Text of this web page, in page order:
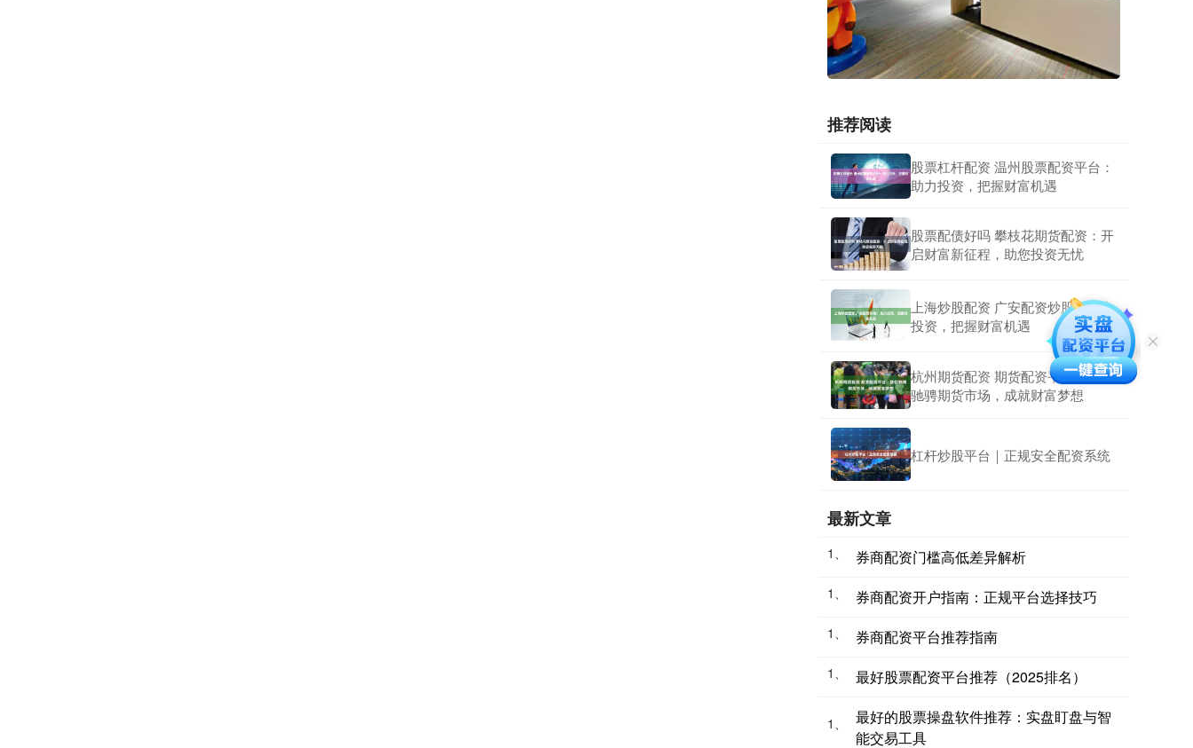
推荐阅读
股票杠杆配资 温州股票配资平台：
助力投资，把握财富机遇
股票配债好吗 攀枝花期货配资：开
启财富新征程，助您投资无忧
上海炒股配资 广安配资炒股：助力
投资，把握财富机遇
杭州期货配资 期货配资平台：助你
驰骋期货市场，成就财富梦想
杠杆炒股平台｜正规安全配资系统
最新文章
1、 券商配资门槛高低差异解析
1、 券商配资开户指南：正规平台选择技巧
1、 券商配资平台推荐指南
1、 最好股票配资平台推荐（2025排名）
1、
最好的股票操盘软件推荐：实盘盯盘与智
能交易工具